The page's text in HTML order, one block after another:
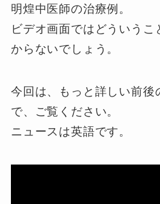
明煌中医師の治療例。
ビデオ画面ではどういうこ
からないでしょう。
今回は、もっと詳しい前後
で、ご覧ください。
ニュースは英語です。